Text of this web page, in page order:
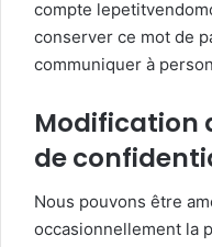
compte
conserver ce mot de
communiquer à
Modification
de
Nous pouvons être
occasionnellement la